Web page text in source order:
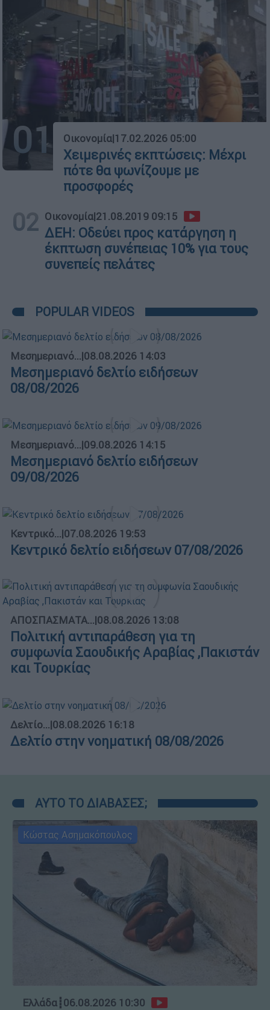
01 Οικονομία|17.02.2026 05:00
Χειμερινές εκπτώσεις: Μέχρι
πότε θα ψωνίζουμε με
προσφορές
02 Οικονομία|21.08.2019 09:15
ΔΕΗ: Οδεύει προς κατάργηση η
έκπτωση συνέπειας 10% για τους
συνεπείς πελάτες
POPULAR VIDEOS
Μεσημεριανό...|08.08.2026 14:03
Μεσημεριανό δελτίο ειδήσεων
08/08/2026
Μεσημεριανό...|09.08.2026 14:15
Μεσημεριανό δελτίο ειδήσεων
09/08/2026
Κεντρικό...|07.08.2026 19:53
Κεντρικό δελτίο ειδήσεων 07/08/2026
ΑΠΟΣΠΑΣΜΑΤΑ...|08.08.2026 13:08
Πολιτική αντιπαράθεση για τη
συμφωνία Σαουδικής Αραβίας ,Πακιστάν
και Τουρκίας
Δελτίο...|08.08.2026 16:18
Δελτίο στην νοηματική 08/08/2026
ΑΥΤΟ ΤΟ ΔΙΑΒΑΣΕΣ;
Κώστας Ασημακόπουλος
Ελλάδα┋06.08.2026 10:30